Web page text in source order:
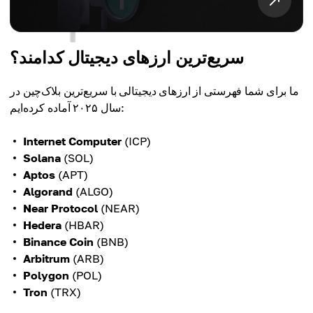
سریع‌ترین ارزهای دیجیتال کدامند؟
ما برای شما فهرستی از ارزهای دیجیتالی با سریع‌ترین بلاک‌چین در
سال ۲۰۲۵ آماده کرده‌ایم:
Internet Computer (ICP)
Solana (SOL)
Aptos (APT)
Algorand (ALGO)
Near Protocol (NEAR)
Hedera (HBAR)
Binance Coin (BNB)
Arbitrum (ARB)
Polygon (POL)
Tron (TRX)